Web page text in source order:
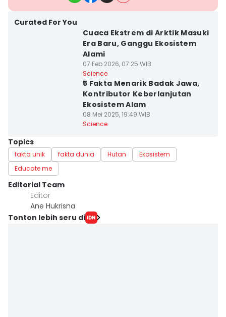
Curated For You
Cuaca Ekstrem di Arktik Masuki
Era Baru, Ganggu Ekosistem
Alami
07 Feb 2026, 07:25 WIB
Science
5 Fakta Menarik Badak Jawa,
Kontributor Keberlanjutan
Ekosistem Alam
08 Mei 2025, 19:49 WIB
Science
Topics
fakta unik fakta dunia Hutan
Ekosistem
Educate me
Editorial Team
Editor
Ane Hukrisna
Tonton lebih seru di